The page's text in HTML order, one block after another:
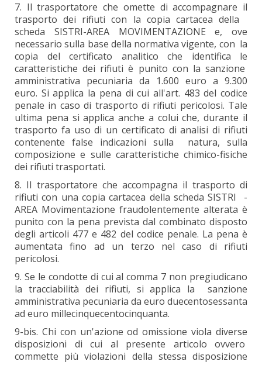
7. Il trasportatore che omette di accompagnare il
trasporto dei rifiuti con la copia cartacea della
scheda SISTRI-AREA MOVIMENTAZIONE e, ove
necessario sulla base della normativa vigente, con la
copia del certificato analitico che identifica le
caratteristiche dei rifiuti è punito con la sanzione
amministrativa pecuniaria da 1.600 euro a 9.300
euro. Si applica la pena di cui all'art. 483 del codice
penale in caso di trasporto di rifiuti pericolosi. Tale
ultima pena si applica anche a colui che, durante il
trasporto fa uso di un certificato di analisi di rifiuti
contenente false indicazioni sulla natura, sulla
composizione e sulle caratteristiche chimico-fisiche
dei rifiuti trasportati.
8. Il trasportatore che accompagna il trasporto di
rifiuti con una copia cartacea della scheda SISTRI -
AREA Movimentazione fraudolentemente alterata è
punito con la pena prevista dal combinato disposto
degli articoli 477 e 482 del codice penale. La pena è
aumentata fino ad un terzo nel caso di rifiuti
pericolosi.
9. Se le condotte di cui al comma 7 non pregiudicano
la tracciabilità dei rifiuti, si applica la sanzione
amministrativa pecuniaria da euro duecentosessanta
ad euro millecinquecentocinquanta.
9-bis. Chi con un'azione od omissione viola diverse
disposizioni di cui al presente articolo ovvero
commette più violazioni della stessa disposizione